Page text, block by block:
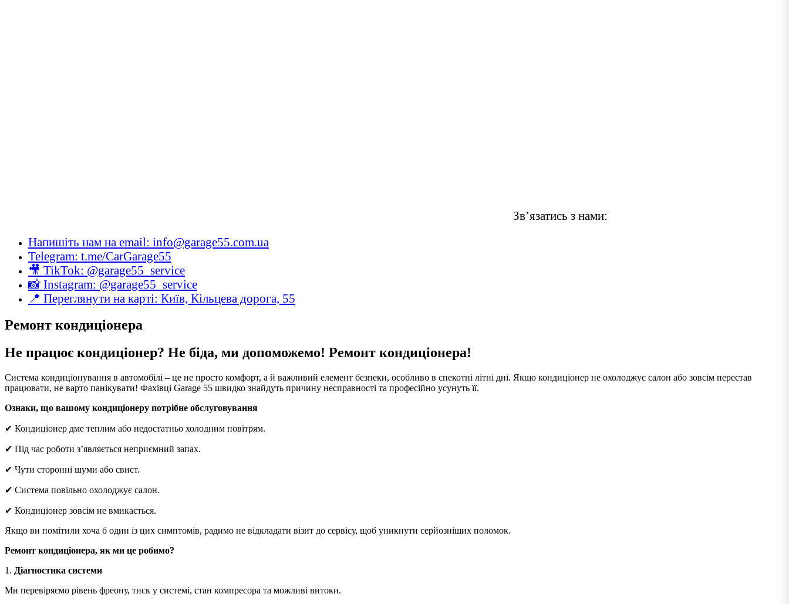
Зв’язатись з нами:
Напишіть нам на email: info@garage55.com.ua
Telegram: t.me/CarGarage55
🎥 TikTok: @garage55_service
📸 Instagram: @garage55_service
📍 Переглянути на карті: Київ, Кільцева дорога, 55
Ремонт кондиціонера
Не працює кондиціонер? Не біда, ми допоможемо! Ремонт кондиціонера!
Система кондиціонування в автомобілі – це не просто комфорт, а й важливий елемент безпеки, особливо в спекотні літні дні. Якщо кондиціонер не охолоджує салон або зовсім перестав
працювати, не варто панікувати! Фахівці Garage 55 швидко знайдуть причину несправності та професійно усунуть її.
Ознаки, що вашому кондиціонеру потрібне обслуговування
✔ Кондиціонер дме теплим або недостатньо холодним повітрям.
✔ Під час роботи з’являється неприємний запах.
✔ Чути сторонні шуми або свист.
✔ Система повільно охолоджує салон.
✔ Кондиціонер зовсім не вмикається.
Якщо ви помітили хоча б один із цих симптомів, радимо не відкладати візит до сервісу, щоб уникнути серйозніших поломок.
Ремонт кондиціонера, як ми це робимо?
1. Діагностика системи
Ми перевіряємо рівень фреону, тиск у системі, стан компресора та можливі витоки.